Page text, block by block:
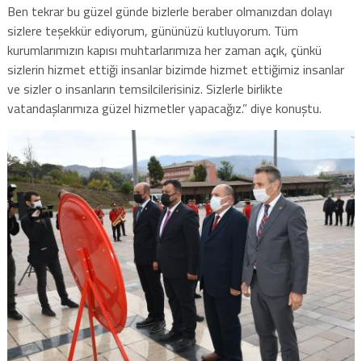
Ben tekrar bu güzel günde bizlerle beraber olmanızdan dolayı
sizlere teşekkür ediyorum, gününüzü kutluyorum. Tüm
kurumlarımızın kapısı muhtarlarımıza her zaman açık, çünkü
sizlerin hizmet ettiği insanlar bizimde hizmet ettiğimiz insanlar
ve sizler o insanların temsilcilerisiniz. Sizlerle birlikte
vatandaşlarımıza güzel hizmetler yapacağız.” diye konuştu.